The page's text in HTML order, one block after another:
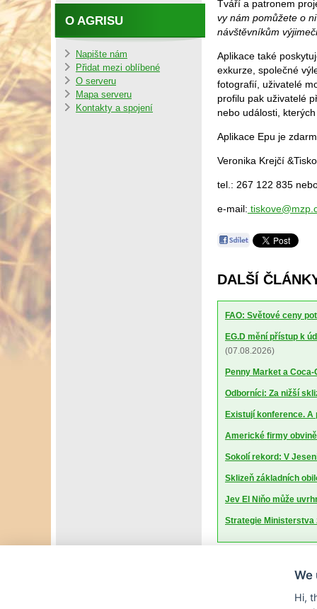
Tváří a patronem
vy nám pomůžete o
návštěvníkům
Aplikace také
exkurze, společné
fotografií, uživatelé
profilu pak uživatelé
nebo události,
Aplikace Epu je
Veronika Krejčí
tel.: 267 122 835
e-mail:
DALŠÍ
FAO: Světové ceny
EG.D mění přístup k
(07.08.2026)
Penny Market a
Odborníci: Za nižší
Existují konference.
Americké firmy
Sokolí rekord: V
Sklizeň základních
Jev El Niňo může
Strategie Ministerstva
O AGRISU
Napište nám
Přidat mezi oblíbené
O serveru
Mapa serveru
Kontakty a spojení
We
Hi,